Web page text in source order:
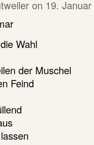
on 19.
Wahl
der Muschel
Feind